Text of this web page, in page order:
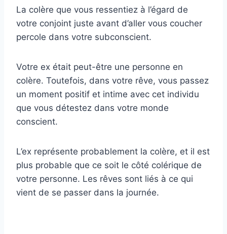
La colère que vous ressentiez à l’égard de
votre conjoint juste avant d’aller vous coucher
percole dans votre subconscient.
Votre ex était peut-être une personne en
colère. Toutefois, dans votre rêve, vous passez
un moment positif et intime avec cet individu
que vous détestez dans votre monde
conscient.
L’ex représente probablement la colère, et il est
plus probable que ce soit le côté colérique de
votre personne. Les rêves sont liés à ce qui
vient de se passer dans la journée.